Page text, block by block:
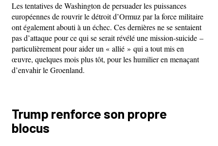
Les tentatives de Washington de persuader les puissances
européennes de rouvrir le détroit d’Ormuz par la force militaire
ont également abouti à un échec. Ces dernières ne se sentaient
pas d’attaque pour ce qui se serait révélé une mission-suicide –
particulièrement pour aider un « allié » qui a tout mis en
œuvre, quelques mois plus tôt, pour les humilier en menaçant
d’envahir le Groenland.
Trump renforce son propre
blocus